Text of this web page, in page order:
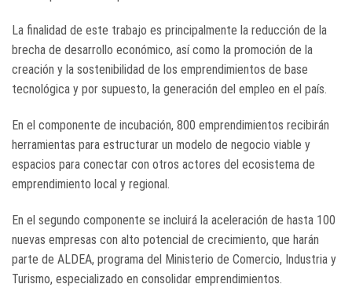
La finalidad de este trabajo es principalmente la reducción de la
brecha de desarrollo económico, así como la promoción de la
creación y la sostenibilidad de los emprendimientos de base
tecnológica y por supuesto, la generación del empleo en el país.
En el componente de incubación, 800 emprendimientos recibirán
herramientas para estructurar un modelo de negocio viable y
espacios para conectar con otros actores del ecosistema de
emprendimiento local y regional.
En el segundo componente se incluirá la aceleración de hasta 100
nuevas empresas con alto potencial de crecimiento, que harán
parte de ALDEA, programa del Ministerio de Comercio, Industria y
Turismo, especializado en consolidar emprendimientos.